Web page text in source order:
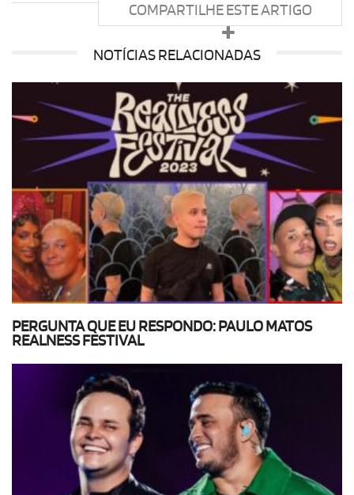
COMPARTILHE ESTE ARTIGO
NOTÍCIAS RELACIONADAS
PERGUNTA QUE EU RESPONDO: PAULO MATOS
REALNESS FESTIVAL